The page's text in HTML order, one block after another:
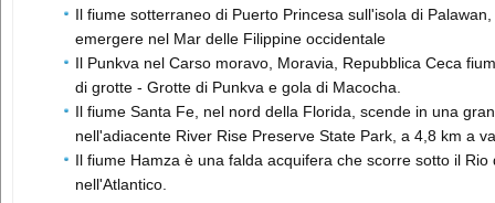
Il fiume sotterraneo di Puerto Princesa sull'isola di
emergere nel Mar delle Filippine occidentale
Il Punkva nel Carso moravo, Moravia, Repubblica Ceca
di grotte - Grotte di Punkva e gola di Macocha.
Il fiume Santa Fe, nel nord della Florida, scende in una
nell'adiacente River Rise Preserve State Park, a 4,8 km a
Il fiume Hamza è una falda acquifera che scorre sotto il
nell'Atlantico.